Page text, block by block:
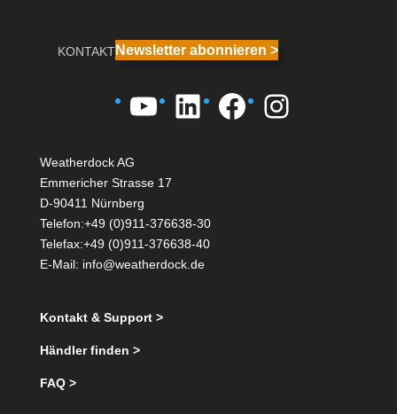
KONTAKTNewsletter abonnieren >
YouTube
LinkedIn
Facebook
Weatherdock AG
Emmericher Strasse 17
D-90411 Nürnberg
Telefon:+49 (0)911-376638-30
Telefax:+49 (0)911-376638-40
E-Mail: info@weatherdock.de
Kontakt & Support >
Händler finden >
FAQ >